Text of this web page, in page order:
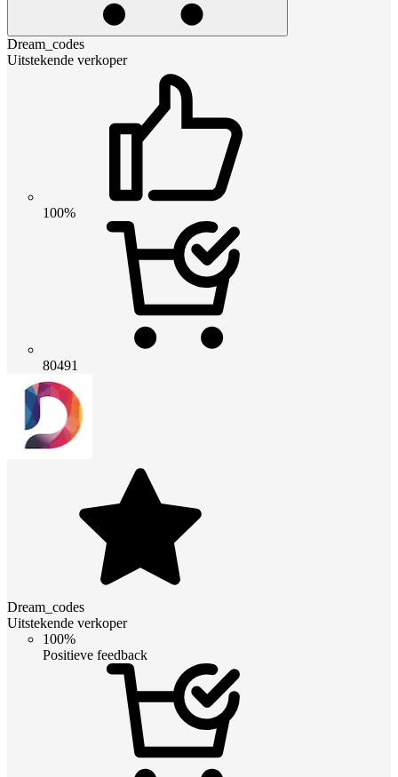
Dream_codes
Uitstekende verkoper
100%
80491
Dream_codes
Uitstekende verkoper
100%
Positieve feedback